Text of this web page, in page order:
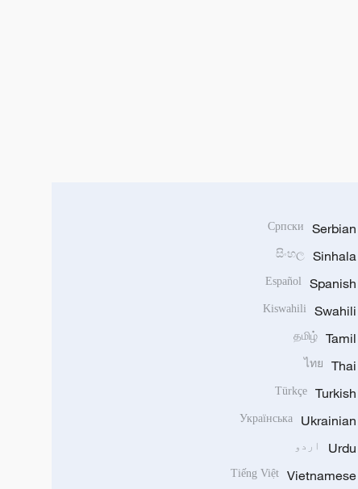
Serbian
Српски
Sinhala
සිංහල
Spanish
Español
Swahili
Kiswahili
Tamil
தமிழ்
Thai
ไทย
Turkish
Türkçe
Ukrainian
Українська
Urdu اردو
Vietnamese
Tiếng Việt